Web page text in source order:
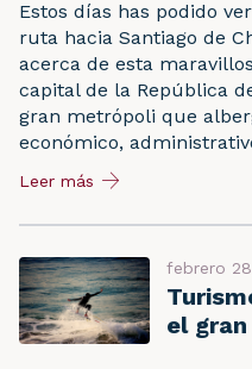
Estos días has podido
ruta hacia Santiago de
acerca de esta
capital de la República
gran metrópoli que
económico,
Leer más
febrero
el